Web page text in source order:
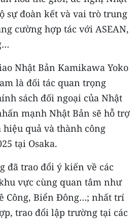
sự đoàn kết và vai trò trung
cường hợp tác với ASEAN,
Nhật Bản Kamikawa Yoko
là đối tác quan trọng
sách đối ngoại của Nhật
mạnh Nhật Bản sẽ hỗ trợ
quả và thành công
tại Osaka.
đã trao đổi ý kiến về các
vực cùng quan tâm như
Công, Biển Đông…; nhất trí
trao đổi lập trường tại các